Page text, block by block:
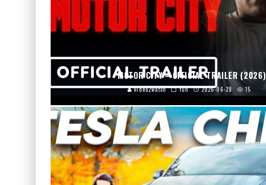
MOTOR CITY – OFFICIAL TRAILER (2026)
video2watch fun 2026-06-28 15